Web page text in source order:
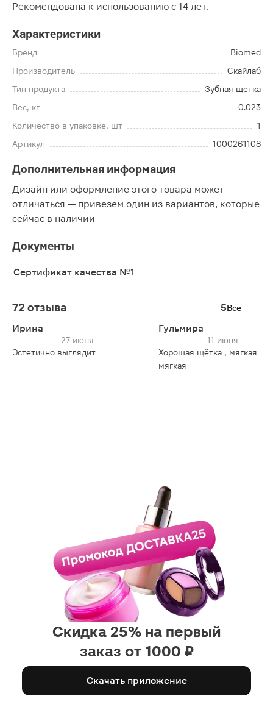
Рекомендована к использованию с 14 лет.
Характеристики
Бренд
Biomed
Производитель
Скайлаб
Тип продукта
Зубная щетка
Вес, кг
0.023
Количество в упаковке, шт
1
Артикул
1000261108
Дополнительная информация
Дизайн или оформление этого товара может
отличаться — привезём один из вариантов, которые
сейчас в наличии
Документы
Сертификат качества №1
72 отзыва 5Все
Ирина
27 июня
Эстетично выглядит
Гульмира
11 июня
Хорошая щётка , мягкая
мягкая
Скидка 25% на первый
заказ от 1000 ₽
Скачать приложение